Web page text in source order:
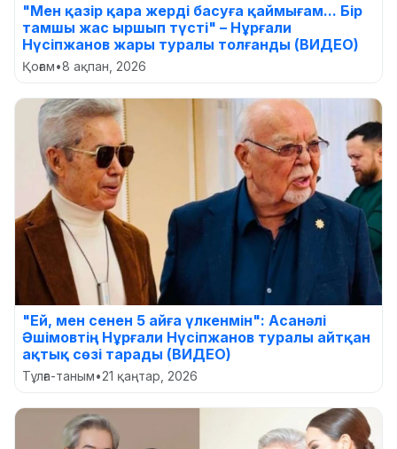
"Мен қазір қара жерді басуға қаймығам... Бір
тамшы жас ыршып түсті" – Нұрғали
Нүсіпжанов жары туралы толғанды (ВИДЕО)
Қоғам•8 ақпан, 2026
"Ей, мен сенен 5 айға үлкенмін": Асанәлі
Әшімовтің Нұрғали Нүсіпжанов туралы айтқан
ақтық сөзі тарады (ВИДЕО)
Тұлға-таным•21 қаңтар, 2026